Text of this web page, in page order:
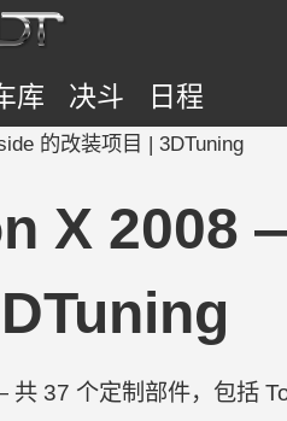
库 决斗 日程
的改装项目 | 3DTuning
X 2008
37 个定制部件，包括